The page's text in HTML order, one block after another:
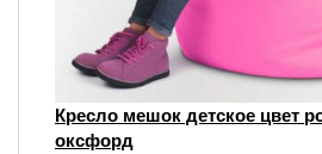
Кресло мешок детское цвет
оксфорд